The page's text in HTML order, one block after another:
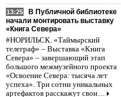
13:25
В Публичной библиотеке
начали монтировать выставку
«Книга Севера»
#НОРИЛЬСК. «Таймырский
телеграф» – Выставка «Книга
Севера» – завершающий этап
большого межмузейного проекта
«Освоение Севера: тысяча лет
успеха». Три сотни уникальных
артефактов расскажут свои…